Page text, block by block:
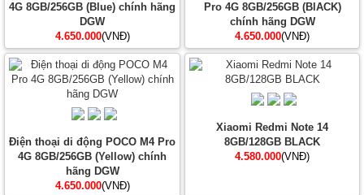
4G 8GB/256GB (Blue) chính hãng
DGW
4.650.000(VNĐ)
Pro 4G 8GB/256GB (BlACK)
chính hãng DGW
4.650.000(VNĐ)
Điện thoại di động POCO M4 Pro
4G 8GB/256GB (Yellow) chính
hãng DGW
4.650.000(VNĐ)
Xiaomi Redmi Note 14
8GB/128GB BLACK
4.580.000(VNĐ)